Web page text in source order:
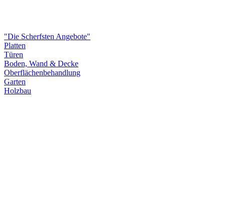
"Die Scherfsten Angebote"
Platten
Türen
Boden, Wand & Decke
Oberflächenbehandlung
Garten
Holzbau